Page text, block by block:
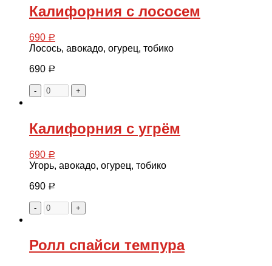
Калифорния с лососем
690 Р
Лосось, авокадо, огурец, тобико
690 Р
- +
Калифорния с угрём
690 Р
Угорь, авокадо, огурец, тобико
690 Р
- +
Ролл спайси темпура